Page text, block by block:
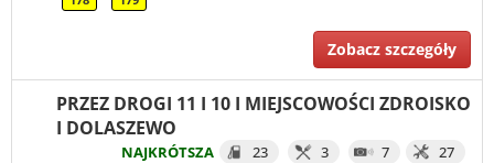
Zobacz szczegóły
PRZEZ DROGI 11 I 10 I MIEJSCOWOŚCI ZDROISKO
I DOLASZEWO
NAJKRÓTSZA 23 3 7 27